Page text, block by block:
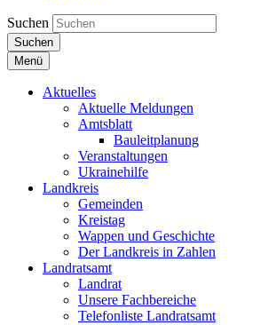
Suchen
Suchen
Menü
Aktuelles
Aktuelle Meldungen
Amtsblatt
Bauleitplanung
Veranstaltungen
Ukrainehilfe
Landkreis
Gemeinden
Kreistag
Wappen und Geschichte
Der Landkreis in Zahlen
Landratsamt
Landrat
Unsere Fachbereiche
Telefonliste Landratsamt